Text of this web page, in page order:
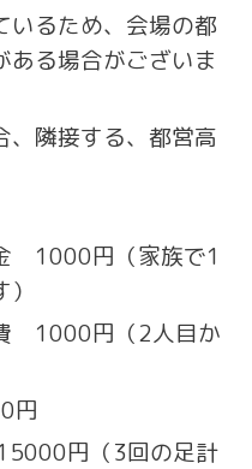
るため、会場の都
ある場合がございま
隣接する、都営高
1000円（家族で1
（2人目か
円
円（3回の足計